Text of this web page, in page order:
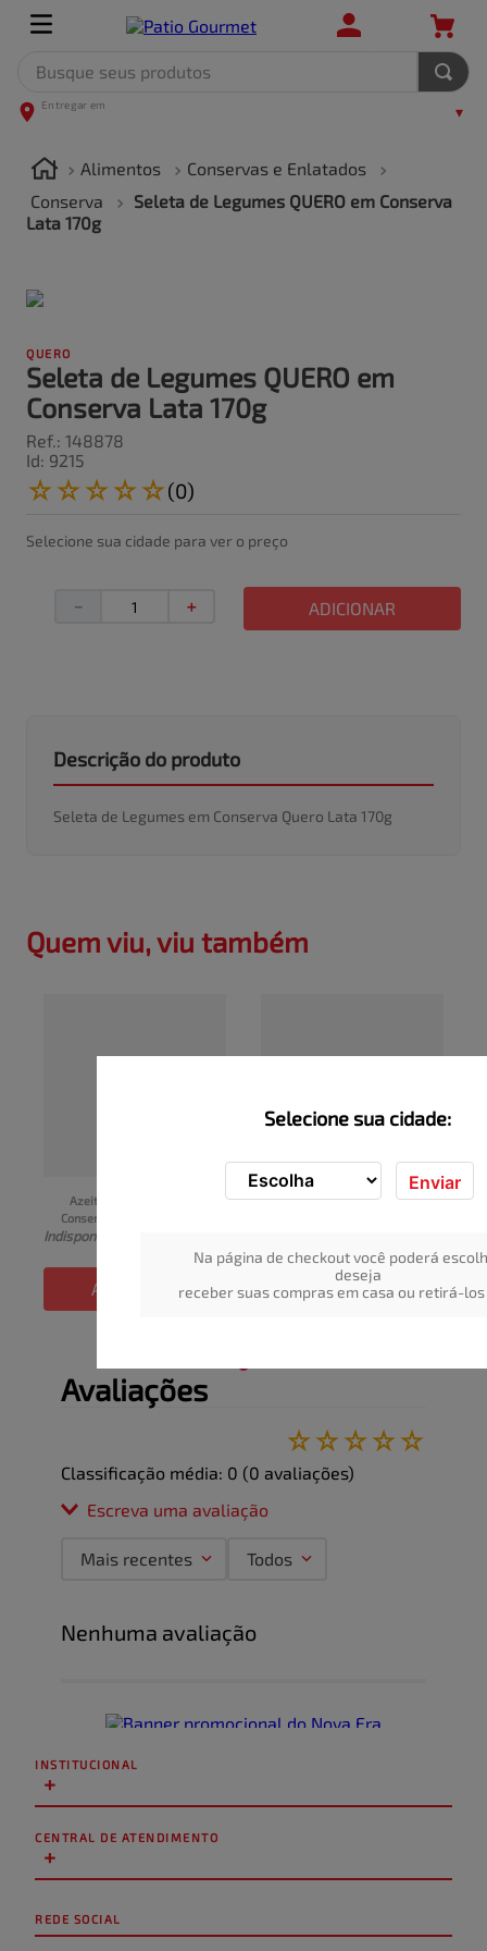
Selecione sua cidade:
Enviar
Na página de checkout você poderá
deseja
receber suas compras em casa ou retirá-
Alimentos
Conservas e Enlatados
Conserva
Seleta de Legumes QUERO em Conserva
Lata 170g
QUERO
Seleta de Legumes QUERO em
Conserva Lata 170g
Ref. : 148878
Id: 9215
☆☆☆☆☆(0)
Selecione sua cidade para ver o preço
＋
－ ADICIONAR
Descrição do produto
Seleta de Legumes em Conserva Quero Lata 170g
Quem viu, viu também
Azeitona Verde em
Conserva sem Caroço Diza
Vidro 155g
Indisponível
ADICIONAR
Azeitona Preta em
ADICIONAR
Avaliações
☆☆☆☆☆
Classificação média: 0 (0 avaliações)
Escreva uma avaliação
Título
Avalie o produto de 1 a 5 estrelas
★★
Endereço de email
Mais recentes Todos
Nenhuma avaliação
INSTITUCIONAL
+
CENTRAL DE ATENDIMENTO
+
REDE SOCIAL
TERMOS MAIS BUSCADOS
2º
3º
café